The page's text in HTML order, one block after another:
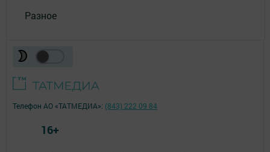
Разное
Телефон АО «ТАТМЕДИА»: (843) 222 09 84
16+